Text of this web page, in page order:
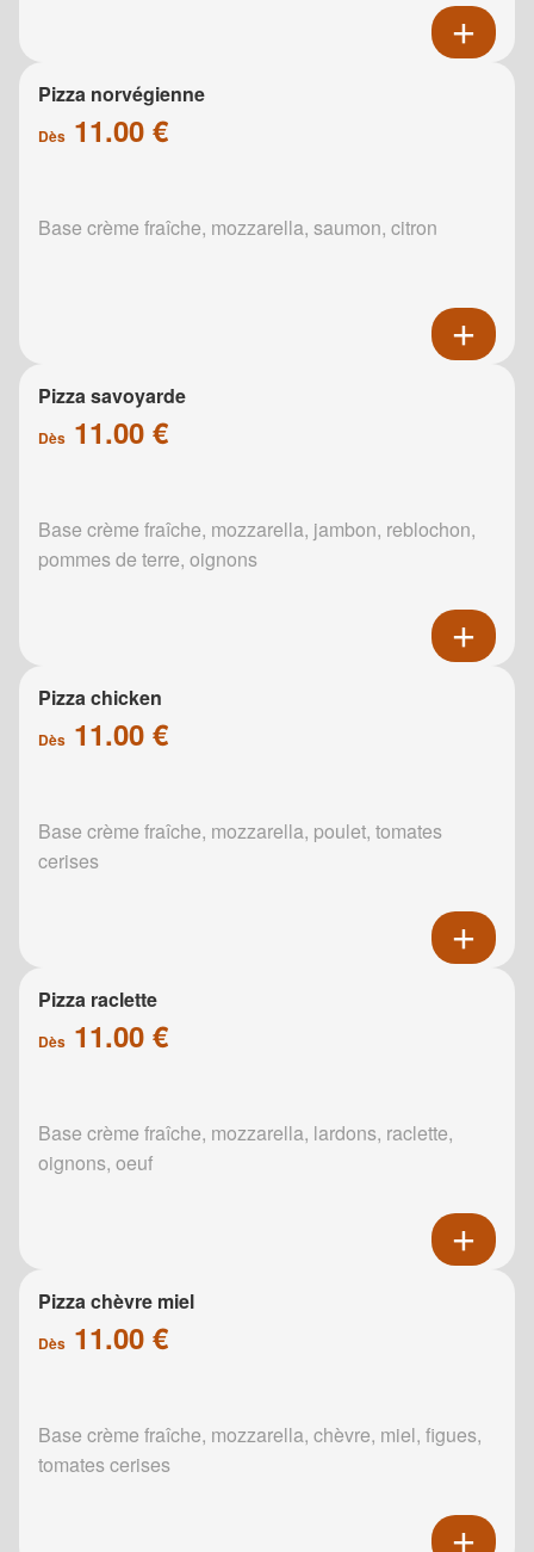
Pizza norvégienne
Dès 11.00 €
Base crème fraîche, mozzarella, saumon, citron
Pizza savoyarde
Dès 11.00 €
Base crème fraîche, mozzarella, jambon, reblochon,
pommes de terre, oignons
Pizza chicken
Dès 11.00 €
Base crème fraîche, mozzarella, poulet, tomates
cerises
Pizza raclette
Dès 11.00 €
Base crème fraîche, mozzarella, lardons, raclette,
oignons, oeuf
Pizza chèvre miel
Dès 11.00 €
Base crème fraîche, mozzarella, chèvre, miel, figues,
tomates cerises